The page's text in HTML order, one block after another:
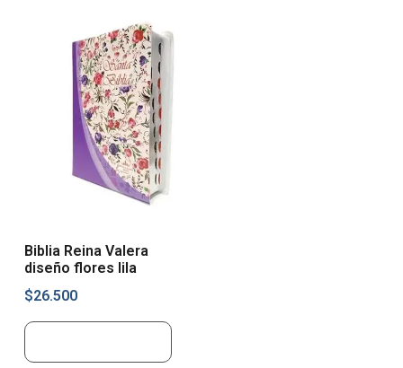
Biblia Reina Valera
diseño flores lila
$26.500